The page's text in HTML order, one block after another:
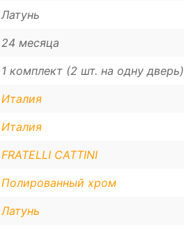
Латунь
24 месяца
1 комплект (2 шт. на одну дверь)
Италия
Италия
FRATELLI CATTINI
Полированный хром
Латунь